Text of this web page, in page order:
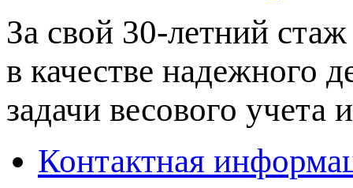
За свой 30-летний
в качестве надежного
задачи весового учета
Контактная